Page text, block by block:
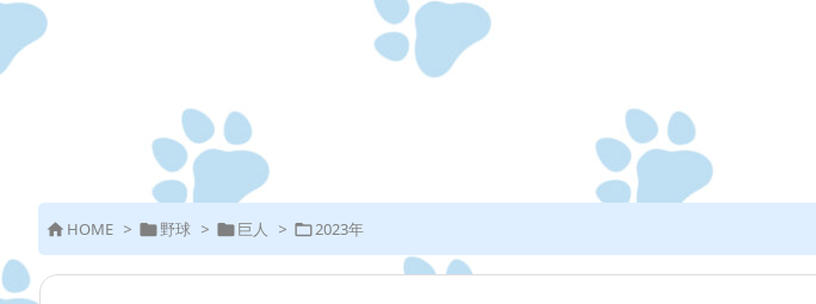
 HOME > 野球 > 巨人 > 2023年